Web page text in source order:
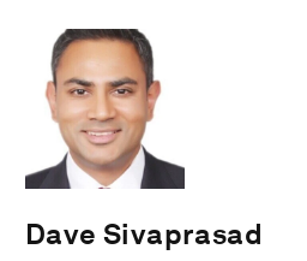
Dave Sivaprasad